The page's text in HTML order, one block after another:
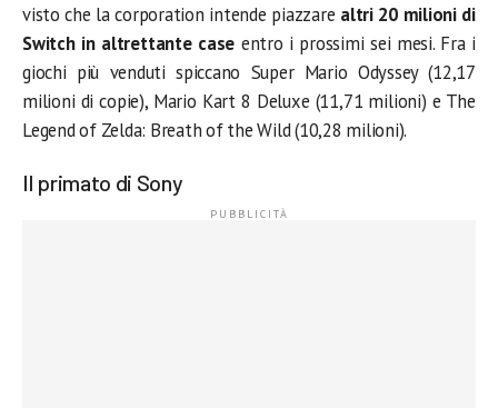
visto che la corporation intende piazzare altri 20 milioni di
Switch in altrettante case entro i prossimi sei mesi. Fra i
giochi più venduti spiccano Super Mario Odyssey (12,17
milioni di copie), Mario Kart 8 Deluxe (11,71 milioni) e The
Legend of Zelda: Breath of the Wild (10,28 milioni).
Il primato di Sony